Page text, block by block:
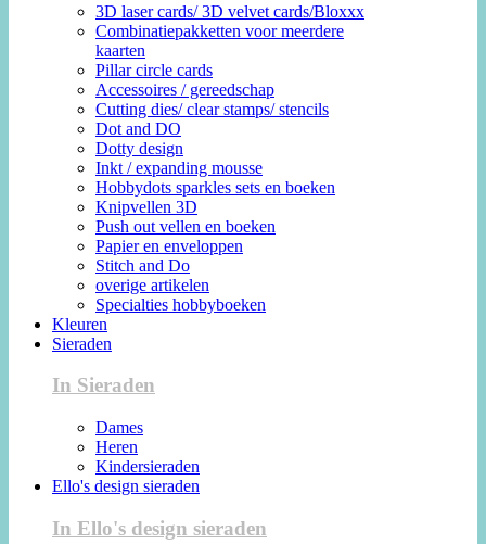
3D laser cards/ 3D velvet cards/Bloxxx
Combinatiepakketten voor meerdere
kaarten
Pillar circle cards
Accessoires / gereedschap
Cutting dies/ clear stamps/ stencils
Dot and DO
Dotty design
Inkt / expanding mousse
Hobbydots sparkles sets en boeken
Knipvellen 3D
Push out vellen en boeken
Papier en enveloppen
Stitch and Do
overige artikelen
Specialties hobbyboeken
Kleuren
Sieraden
In Sieraden
Dames
Heren
Kindersieraden
Ello's design sieraden
In Ello's design sieraden